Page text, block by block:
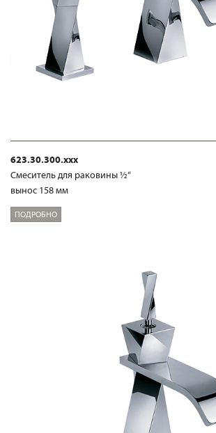
623.30.300.xxx
Смеситель для раковины ½“
вынос 158 мм
ПОДРОБНО